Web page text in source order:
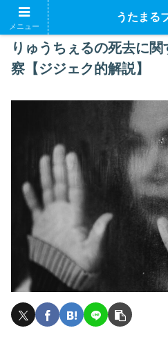
りゅうちぇるの死去に
察【ジジェク的解説】
メニュー
うたまる